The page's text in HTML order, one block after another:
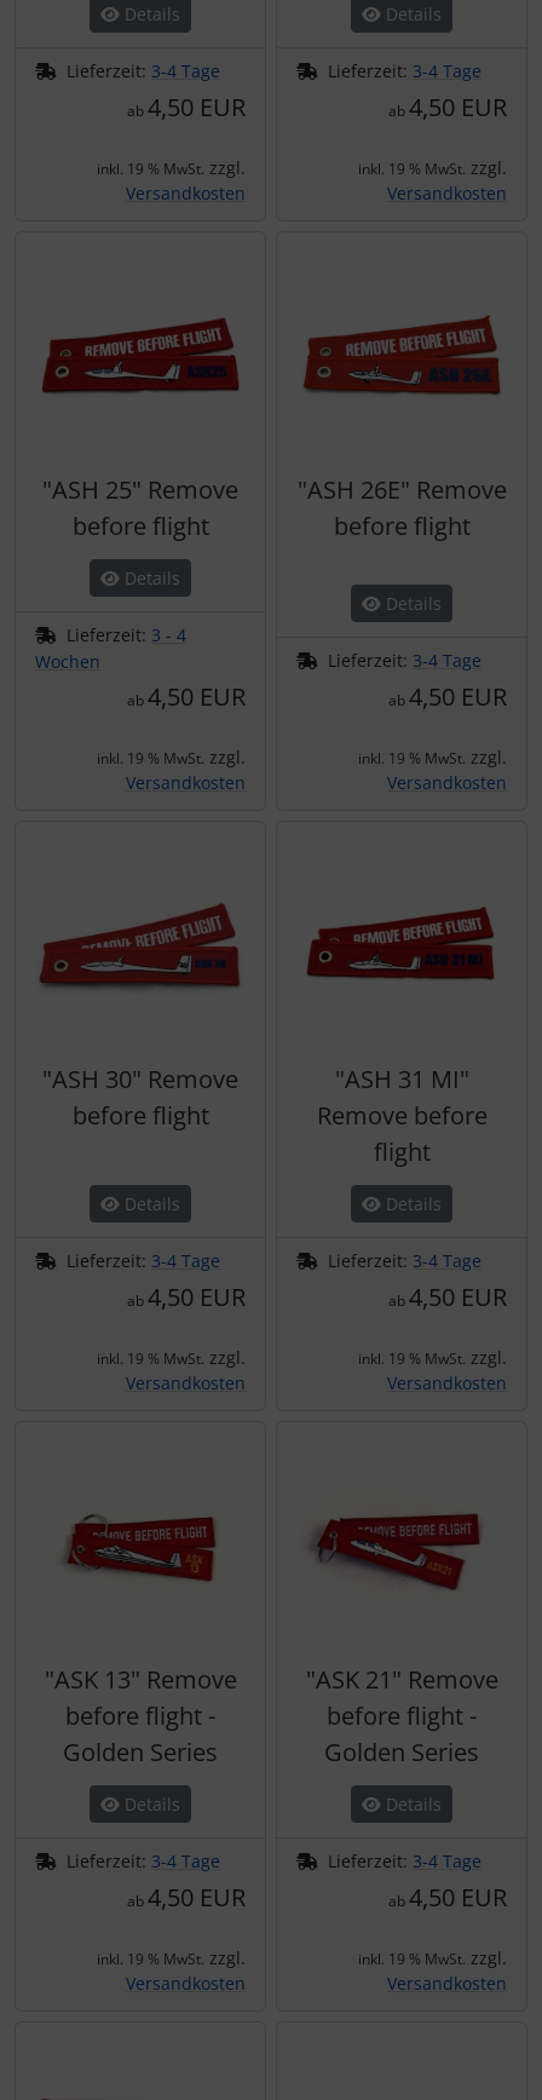
Details
Lieferzeit: 3-4 Tage
ab4,50 EUR
inkl. 19 % MwSt. zzgl.
Versandkosten
Details
Lieferzeit: 3-4 Tage
ab4,50 EUR
inkl. 19 % MwSt. zzgl.
Versandkosten
"ASH 25" Remove
before flight
Details
Lieferzeit: 3 - 4
Wochen
ab4,50 EUR
inkl. 19 % MwSt. zzgl.
Versandkosten
"ASH 26E" Remove
before flight
Details
Lieferzeit: 3-4 Tage
ab4,50 EUR
inkl. 19 % MwSt. zzgl.
Versandkosten
"ASH 30" Remove
before flight
Details
Lieferzeit: 3-4 Tage
ab4,50 EUR
inkl. 19 % MwSt. zzgl.
Versandkosten
"ASH 31 MI"
Remove before
flight
Details
Lieferzeit: 3-4 Tage
ab4,50 EUR
inkl. 19 % MwSt. zzgl.
Versandkosten
"ASK 13" Remove
before flight -
Golden Series
Details
Lieferzeit: 3-4 Tage
ab4,50 EUR
inkl. 19 % MwSt. zzgl.
Versandkosten
"ASK 21" Remove
before flight -
Golden Series
Details
Lieferzeit: 3-4 Tage
ab4,50 EUR
inkl. 19 % MwSt. zzgl.
Versandkosten
Instrumente
Sauerstoff, Gas und Feuer
Schläuche, Verbinder....
Schutz und Pflege
Schutztaschen Interieur
Tapes und Tuning
Warn- und Schutzfolien